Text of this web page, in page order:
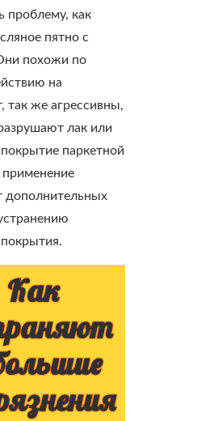
проблему, как
пятно с
похожи по
на
так же агрессивны,
лак или
паркетной
дополнительных
Как